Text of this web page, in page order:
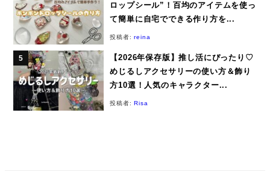
ロップシール”！百均のアイテムを使っ
て簡単に自宅でできる作り方を...
投稿者:reina
【2026年保存版】推し活にぴったり♡
めじるしアクセサリーの使い方＆飾り
方10選！人気のキャラクター...
投稿者: Risa